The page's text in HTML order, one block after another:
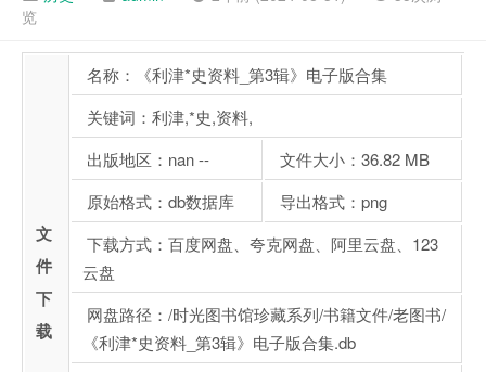
览
文
件
下
载
名称：《利津*史资料_第3辑》电子版合集
关键词：利津,*史,资料,
出版地区：nan --
文件大小：36.82 MB
原始格式：db数据库
导出格式：png
下载方式：百度网盘、夸克网盘、阿里云盘、123
云盘
网盘路径：/时光图书馆珍藏系列/书籍文件/老图书/
《利津*史资料_第3辑》电子版合集.db